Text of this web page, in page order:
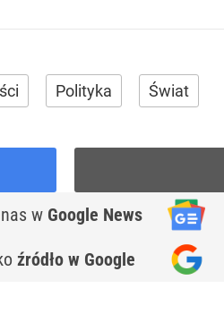
Polityka Świat
w Google News
źródło w Google